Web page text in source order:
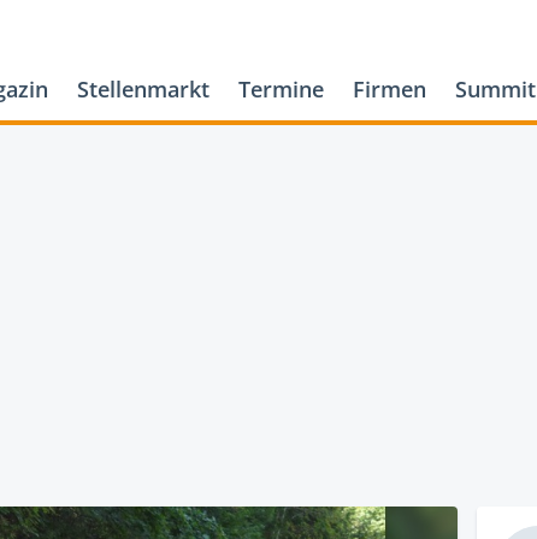
Stellenmarkt Termine Firmen Summit